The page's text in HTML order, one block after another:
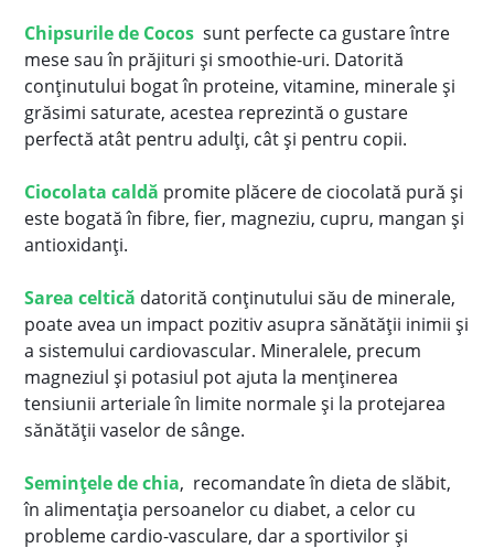
Chipsurile de Cocos sunt perfecte ca gustare între
mese sau în prăjituri și smoothie-uri. Datorită
conținutului bogat în proteine, vitamine, minerale și
grăsimi saturate, acestea reprezintă o gustare
perfectă atât pentru adulți, cât și pentru copii.
Ciocolata caldă promite plăcere de ciocolată pură și
este bogată în fibre, fier, magneziu, cupru, mangan și
antioxidanți.
Sarea celtică datorită conținutului său de minerale,
poate avea un impact pozitiv asupra sănătății inimii și
a sistemului cardiovascular. Mineralele, precum
magneziul și potasiul pot ajuta la menținerea
tensiunii arteriale în limite normale și la protejarea
sănătății vaselor de sânge.
Semințele de chia, recomandate în dieta de slăbit,
în alimentația persoanelor cu diabet, a celor cu
probleme cardio-vasculare, dar a sportivilor și